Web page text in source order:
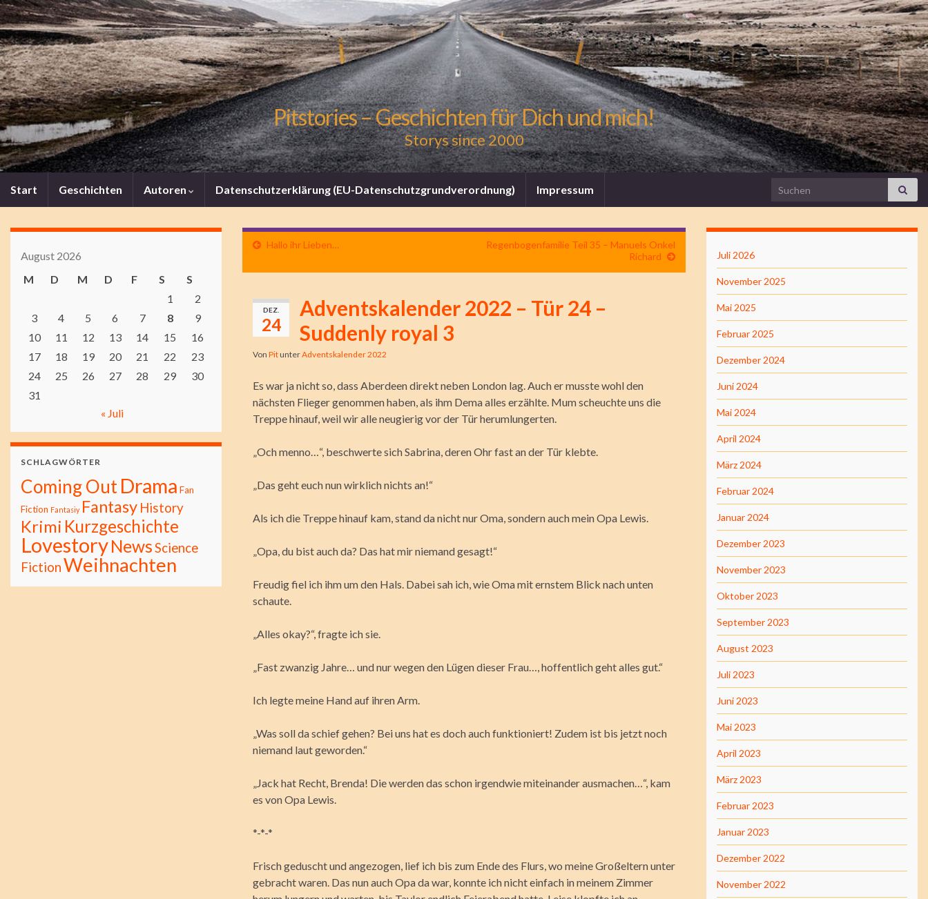
Pitstories – Geschichten für Dich und mich!
Storys since 2000
Start Geschichten Autoren Datenschutzerklärung (EU-Datenschutzgrundverordnung) Impressum Search for:
Hallo ihr Lieben…
Regenbogenfamilie Teil 35 – Manuels Onkel
Richard
DEZ.
24
Adventskalender 2022 – Tür 24 –
Suddenly royal 3
Von PitunterAdventskalender 2022
Es war ja nicht so, dass Aberdeen direkt neben London lag. Auch er musste wohl den
nächsten Flieger genommen haben, als ihm Dema alles erzählte. Mum scheuchte uns die
Treppe hinauf, weil wir alle neugierig vor der Tür herumlungerten.
„Och menno…“, beschwerte sich Sabrina, deren Ohr fast an der Tür klebte.
„Das geht euch nun wirklich nichts an!“
Als ich die Treppe hinauf kam, stand da nicht nur Oma, sondern auch mein Opa Lewis.
„Opa, du bist auch da? Das hat mir niemand gesagt!“
Freudig fiel ich ihm um den Hals. Dabei sah ich, wie Oma mit ernstem Blick nach unten
schaute.
„Alles okay?“, fragte ich sie.
„Fast zwanzig Jahre… und nur wegen den Lügen dieser Frau…, hoffentlich geht alles gut.“
Ich legte meine Hand auf ihren Arm.
„Was soll da schief gehen? Bei uns hat es doch auch funktioniert! Zudem ist bis jetzt noch
niemand laut geworden.“
„Jack hat Recht, Brenda! Die werden das schon irgendwie miteinander ausmachen…“, kam
es von Opa Lewis.
*-*-*
Frisch geduscht und angezogen, lief ich bis zum Ende des Flurs, wo meine Großeltern unter
gebracht waren. Das nun auch Opa da war, konnte ich nicht einfach in meinem Zimmer
August 2026
M
D M D F S
S
1
2
3
4 5 6 7 8
9
10
11 12 13 14 15
16
17
18 19 20 21 22
23
24
25 26 27 28 29
30
31
« Juli
SCHLAGWÖRTER
Coming OutDrama Fan
Fiction Fantasiy Fantasy History
Krimi Kurzgeschichte
LovestoryNewsScience
FictionWeihnachten
Juli 2026
November 2025
Mai 2025
Februar 2025
Dezember 2024
Juni 2024
Mai 2024
April 2024
März 2024
Februar 2024
Januar 2024
Dezember 2023
November 2023
Oktober 2023
September 2023
August 2023
Juli 2023
Juni 2023
Mai 2023
April 2023
März 2023
Februar 2023
Januar 2023
Dezember 2022
November 2022